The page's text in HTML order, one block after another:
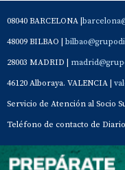
08040 BARCELONA |
48009 BILBAO |
28003 MADRID |
46120 Alboraya. VALENCIA |
Servicio de Atención al Socio
Teléfono de contacto de Diario
Contacto Aviso Legal